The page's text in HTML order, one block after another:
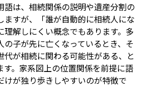
語は、相続関係の説明や遺産分割の
ますが、「誰が自動的に相続人にな
理解しにくい概念でもあります。多
の子が先に亡くなっているとき、そ
代が相続に関わる可能性がある、と
す。家系図上の位置関係を前提に語
けが独り歩きしやすいのが特徴で